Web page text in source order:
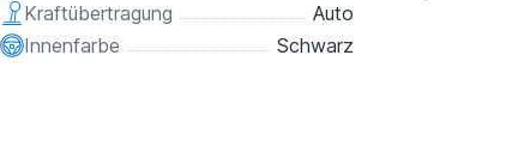
Kraftübertragung
Auto
Innenfarbe
Schwarz